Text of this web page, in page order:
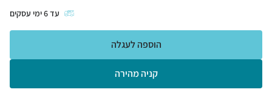
עד6ימי עסקים
קניה מהירה
הוספה לעגלה